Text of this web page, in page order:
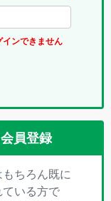
ク
ス
ンできません
員登録
ちろん既に
いる方で